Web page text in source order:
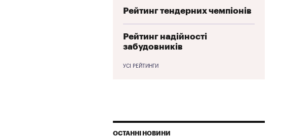
Рейтинг тендерних чемпіонів
Рейтинг надійності
забудовників
УСІ РЕЙТИНГИ
ОСТАННІ НОВИНИ